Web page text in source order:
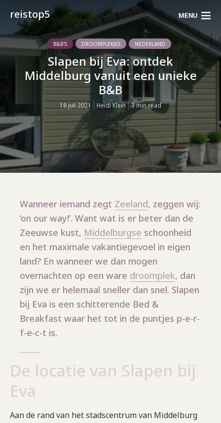
reistop5 MENU
B&B'S DROOMPLEKJES NEDERLAND
Slapen bij Eva: ontdek
Middelburg vanuit een unieke
B&B
18 juli 2021 Heidi Klein 3 min read
Wanneer iemand zegt Zeeland, zeggen wij:
‘on our way!’. Want wat is er beter dan de
Zeeuwse kust, Middelburgse schoonheid
en het maximale vakantiegevoel in eigen
land? En wanneer we dan mogen
overnachten op een ware droomplek, dan
zijn we er helemaal sneller dan snel. Slapen
bij Eva is een schitterende Bed &
Breakfast waar het tot in de puntjes p-e-r-
f-e-c-t is.
De locatie van Slapen bij
Eva
Aan de rand van het stadscentrum van Middelburg